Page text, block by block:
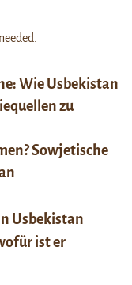
Wie Usbekistan
zu
Sowjetische
Usbekistan
ist er